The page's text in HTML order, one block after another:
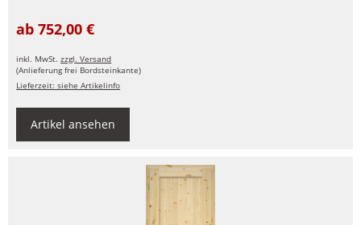
ab 752,00 €
inkl. MwSt.zzgl. Versand
(Anlieferung frei Bordsteinkante)
Lieferzeit: siehe Artikelinfo
Artikel ansehen